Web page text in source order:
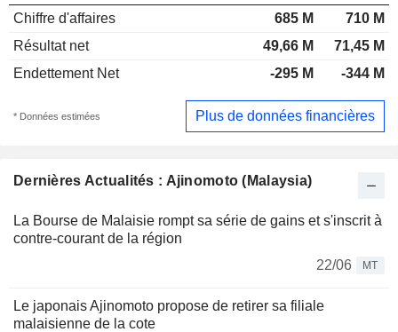
Dernières Actualités : Ajinomoto (Malaysia)
La Bourse de Malaisie rompt sa série de gains et s'inscrit à
contre-courant de la région
22/06
MT
Le japonais Ajinomoto propose de retirer sa filiale
malaisienne de la cote
Chiffre d'affaires
685 M
710 M
Résultat net
49,66 M
71,45 M
Endettement Net
-295 M -344 M
* Données estimées Plus de données financières